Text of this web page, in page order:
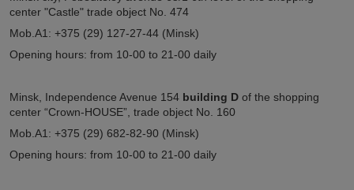
center "Castle" trade object No. 474
Mob.A1: +375 (29) 127-27-44 (Minsk)
Opening hours: from 10-00 to 21-00 daily
Minsk, Independence Avenue 154 building D of the shopping
center “Crown-HOUSE”, trade object No. 160
Mob.A1: +375 (29) 682-82-90 (Minsk)
Opening hours: from 10-00 to 21-00 daily